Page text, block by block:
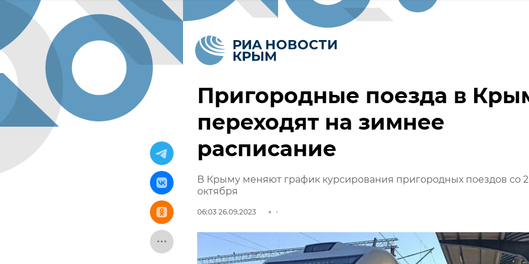
Пригородные поезда в
переходят на зимнее
расписание
В Крыму меняют график курсирования пригородных поездов со 2
октября
06:03 26.09.2023